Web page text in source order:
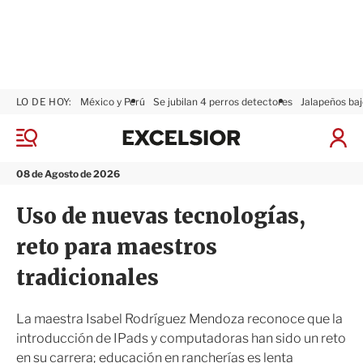
M
n
08 de Agosto de 2026
LO DE HOY: México y Perú Se jubilan 4 perros detectores Jalapeños
I
ó
n
x
i
Uso de nuevas tecnologías,
reto para maestros
tradicionales
La maestra Isabel Rodríguez Mendoza reconoce que la
introducción de IPads y computadoras han sido un reto
en su carrera; educación en rancherías es lenta